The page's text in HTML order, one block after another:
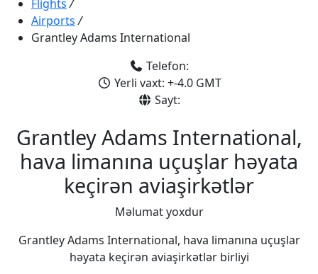
Flights /
Airports /
Grantley Adams International
Telefon:
Yerli vaxt: +-4.0 GMT
Sayt:
Grantley Adams International,
hava limanına uçuşlar həyata
keçirən aviaşirkətlər
Məlumat yoxdur
Grantley Adams International, hava limanına uçuşlar
həyata keçirən aviaşirkətlər birliyi